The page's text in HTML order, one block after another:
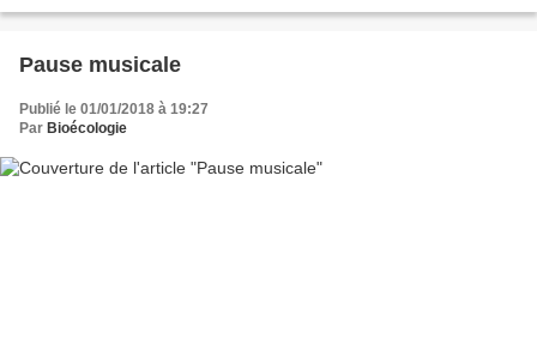
Pause musicale
Publié le 01/01/2018 à 19:27
Par Bioécologie